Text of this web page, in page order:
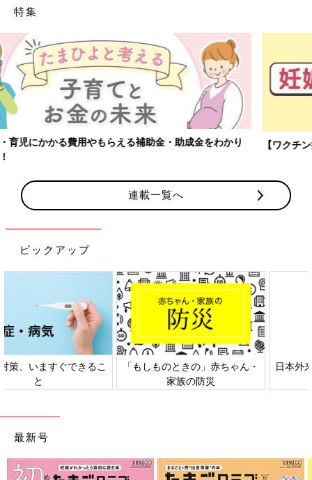
特集
【ワクチン接種できるものも】妊婦の感染症対策、知っておいて！
連載一覧へ
ピックアップ
日本外来小児科学会リーフレッ
六星占術 細木かおりさんの人生
最新号